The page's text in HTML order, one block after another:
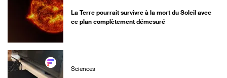
La Terre pourrait survivre à la mort du Soleil avec
ce plan complètement démesuré
Sciences